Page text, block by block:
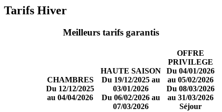
Tarifs Hiver
Meilleurs tarifs garantis
CHAMBRES
Du 12/12/2025
au 04/04/2026
HAUTE SAISON
Du 19/12/2025 au
03/01/2026
Du 06/02/2026 au
07/03/2026
OFFRE
PRIVILEGE
Du 04/01/2026
au 05/02/2026
Du 08/03/2026
au 31/03/2026
Séjour